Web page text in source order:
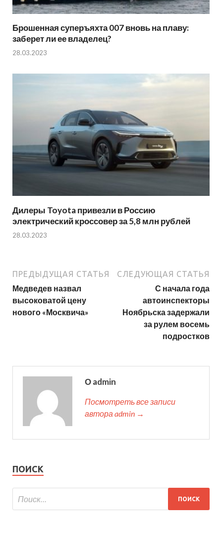
Брошенная суперъяхта 007 вновь на плаву:
заберет ли ее владелец?
28.03.2023
Дилеры Toyota привезли в Россию
электрический кроссовер за 5,8 млн рублей
28.03.2023
ПРЕДЫДУЩАЯ СТАТЬЯ
Медведев назвал
высоковатой цену
нового «Москвича»
СЛЕДУЮЩАЯ СТАТЬЯ
С начала года
автоинспекторы
Ноябрьска задержали
за рулем восемь
подростков
О admin
Посмотреть все записи
автора admin →
ПОИСК